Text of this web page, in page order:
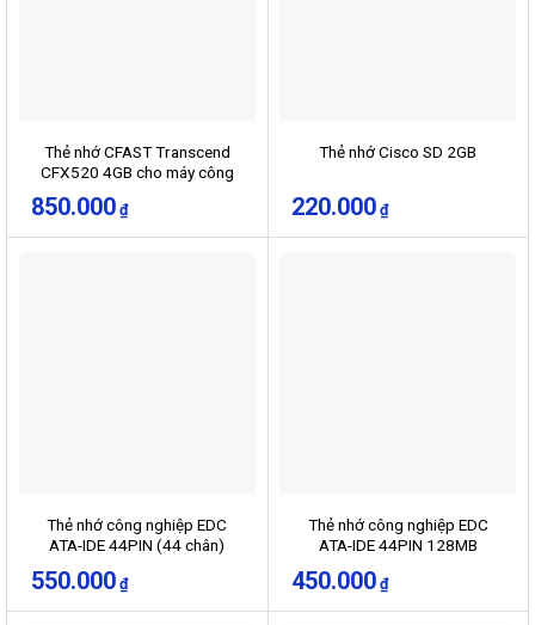
Thẻ nhớ CFAST Transcend
CFX520 4GB cho máy công
850.000 ₫
Thẻ nhớ Cisco SD 2GB
220.000 ₫
Thẻ nhớ công nghiệp EDC
ATA-IDE 44PIN (44 chân)
550.000 ₫
Thẻ nhớ công nghiệp EDC
ATA-IDE 44PIN 128MB
450.000 ₫